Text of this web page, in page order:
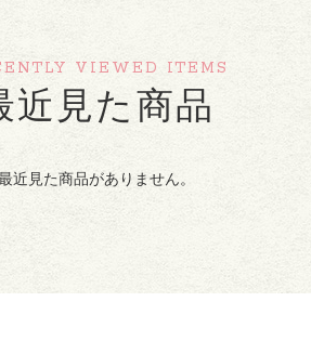
VIEWED ITEMS
近見た商品
近見た商品がありません。